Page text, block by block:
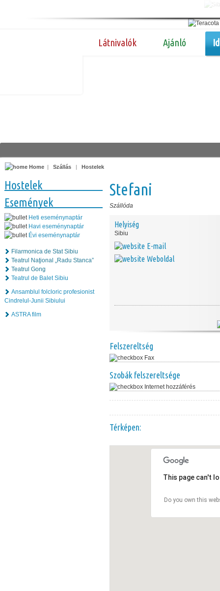
Látnivalók Ajánló
Home | Szállás | Hostelek
Hostelek
Események
Heti eseménynaptár
Havi eseménynaptár
Évi eseménynaptár
Filarmonica de Stat Sibiu
Teatrul Naţional „Radu Stanca”
Teatrul Gong
Teatrul de Balet Sibiu
Ansamblul folcloric profesionist
Cindrelul-Junii Sibiului
ASTRA film
Stefani
Szállóda
Helyiség
Sibiu
E-mail
Weboldal
Felszereltség
Fax
Szobák felszereltsége
Internet hozzáférés
Térképen:
This page can't
Do you own this